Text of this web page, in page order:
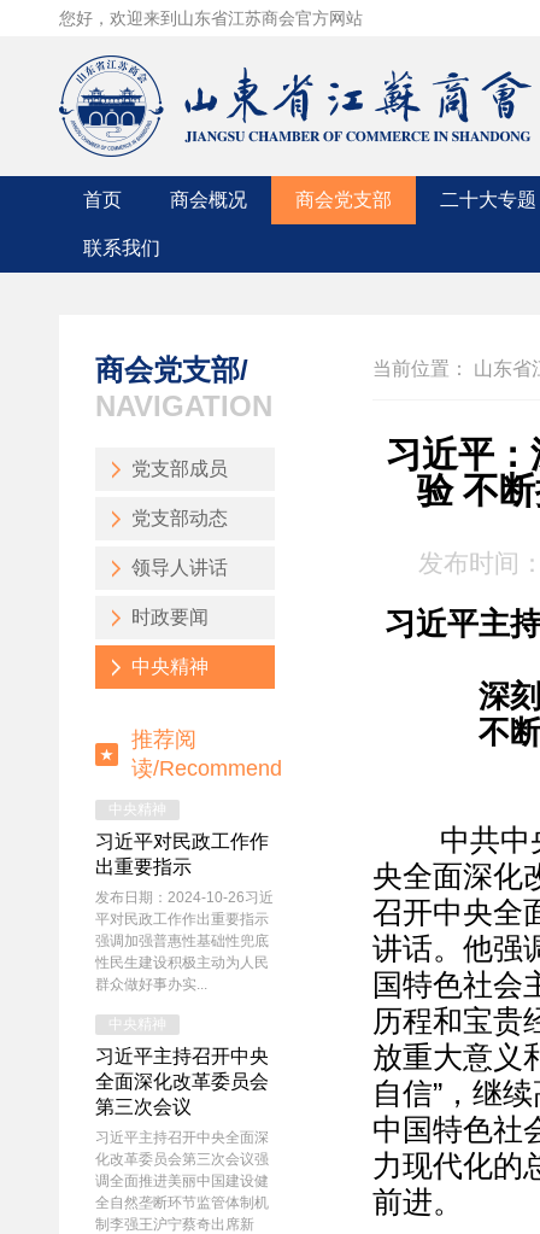
您好，欢迎来到山东省江苏商会官方网站
首页 商会概况
商会领导
商会党支部 二十大专题
联系我们
商会党支部/
NAVIGATION
党支部成员
党支部动态
领导人讲话
时政要闻
中央精神
推荐阅
读/Recommend
中央精神
习近平对民政工作作
出重要指示
发布日期：2024-10-26习近
平对民政工作作出重要指示
强调加强普惠性基础性兜底
性民生建设积极主动为人民
群众做好事办实...
中央精神
习近平主持召开中央
全面深化改革委员会
第三次会议
习近平主持召开中央全面深
化改革委员会第三次会议强
调全面推进美丽中国建设健
全自然垄断环节监管体制机
制李强王沪宁蔡奇出席新
当前位置： 山东省
习近平
验 不
发布时间
习近平主
深
不
中共中央
央全面深化
召开中央全
讲话。他强
国特色社会
历程和宝贵
放重大意义
自信”，继
中国特色社
力现代化的
前进。